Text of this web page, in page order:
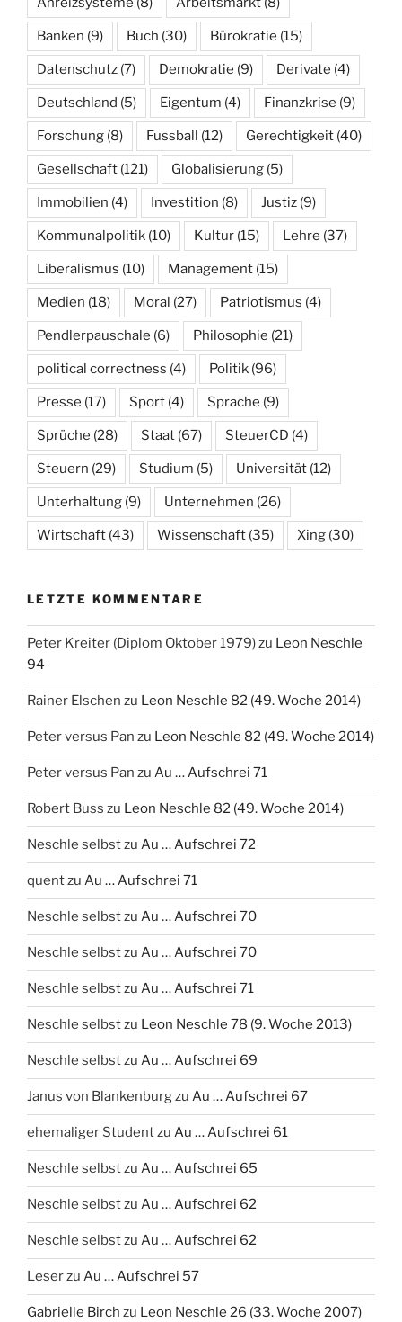
Banken (9) Buch (30) Bürokratie (15)
Datenschutz (7) Demokratie (9) Derivate (4)
Deutschland (5) Eigentum (4) Finanzkrise (9)
Forschung (8) Fussball (12) Gerechtigkeit (40)
Gesellschaft (121) Globalisierung (5)
Immobilien (4) Investition (8) Justiz (9)
Kommunalpolitik (10) Kultur (15) Lehre (37)
Liberalismus (10) Management (15)
Medien (18) Moral (27) Patriotismus (4)
Pendlerpauschale (6) Philosophie (21)
political correctness (4) Politik (96)
Presse (17) Sport (4) Sprache (9)
Sprüche (28) Staat (67) SteuerCD (4)
Steuern (29) Studium (5) Universität (12)
Unterhaltung (9) Unternehmen (26)
Wirtschaft (43) Wissenschaft (35) Xing (30)
LETZTE KOMMENTARE
Peter Kreiter (Diplom Oktober 1979)zu Leon Neschle
94
Rainer Elschen zu Leon Neschle 82 (49. Woche 2014)
Peter versus Pan zu Leon Neschle 82 (49. Woche 2014)
Peter versus Pan zu Au … Aufschrei 71
Robert Buss zu Leon Neschle 82 (49. Woche 2014)
Neschle selbstzu Au … Aufschrei 72
quentzu Au … Aufschrei 71
Neschle selbstzu Au … Aufschrei 70
Neschle selbstzu Au … Aufschrei 70
Neschle selbstzu Au … Aufschrei 71
Neschle selbstzu Leon Neschle 78 (9. Woche 2013)
Neschle selbstzu Au … Aufschrei 69
Janus von Blankenburgzu Au … Aufschrei 67
ehemaliger Studentzu Au … Aufschrei 61
Neschle selbstzu Au … Aufschrei 65
Neschle selbstzu Au … Aufschrei 62
Neschle selbstzu Au … Aufschrei 62
Leserzu Au … Aufschrei 57
Gabrielle Birch zu Leon Neschle 26 (33. Woche 2007)